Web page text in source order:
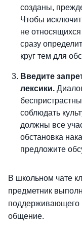
созданы,
Чтобы
не
сразу
круг тем для
Введите
лексики.
соблюдать
должны все
обстановка
предложите
В школьном чате
предметник
поддерживающего
общение.